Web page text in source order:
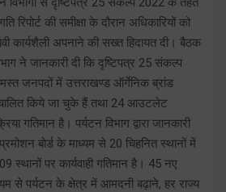
रिपोर्ट की समीक्षा के दौरान अधिकारियों को
कार्यशैली अपनाने की सख्त हिदायत दी। बैठक
ने जानकारी दी कि दृष्टिपत्र 25 संकल्प
जनपदों में उत्तराखण्ड ऑर्गेनिक ब्रांड
किये जा चुके हैं तथा 24 आउटलेट
गतिमान है। पर्यटन विभाग द्वारा जानकारी
बोर्ड के माध्यम से 20 चिहनित स्थानों में
स्थानों पर कार्यवाही गतिमान है। 45 नए
से पर्यटन के क्षेत्र में आमदनी बढ़ाने, हर राज्य